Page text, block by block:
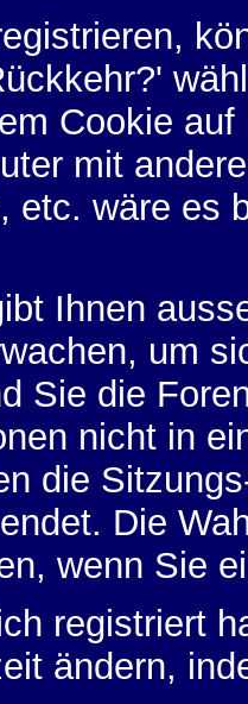
Cookie
mit
etc. wäre es
Ihnen
um
Sie die
nicht in
die
Die
wenn Sie
registriert
ändern,